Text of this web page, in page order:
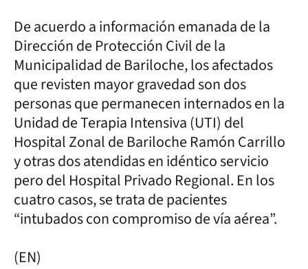
De acuerdo a información emanada de la
Dirección de Protección Civil de la
Municipalidad de Bariloche, los afectados
que revisten mayor gravedad son dos
personas que permanecen internados en la
Unidad de Terapia Intensiva (UTI) del
Hospital Zonal de Bariloche Ramón Carrillo
y otras dos atendidas en idéntico servicio
pero del Hospital Privado Regional. En los
cuatro casos, se trata de pacientes
“intubados con compromiso de vía aérea”.
(EN)